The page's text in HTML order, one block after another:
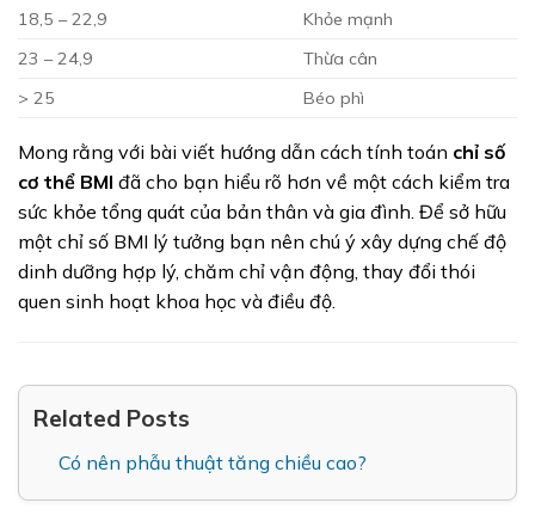
18,5 – 22,9
Khỏe mạnh
23 – 24,9
Thừa cân
> 25
Béo phì
Mong rằng với bài viết hướng dẫn cách tính toán chỉ số
cơ thể BMI đã cho bạn hiểu rõ hơn về một cách kiểm tra
sức khỏe tổng quát của bản thân và gia đình. Để sở hữu
một chỉ số BMI lý tưởng bạn nên chú ý xây dựng chế độ
dinh dưỡng hợp lý, chăm chỉ vận động, thay đổi thói
quen sinh hoạt khoa học và điều độ.
Related Posts
Có nên phẫu thuật tăng chiều cao?